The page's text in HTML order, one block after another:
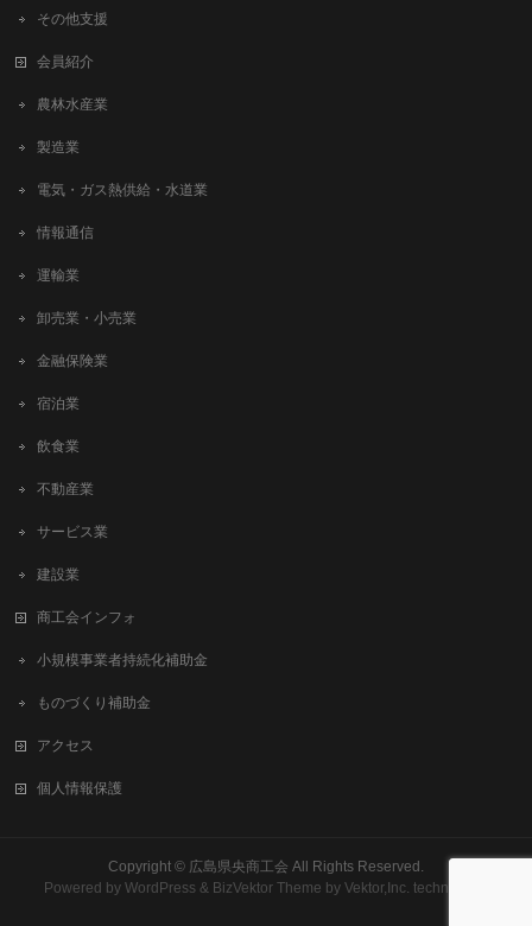
その他支援
会員紹介
農林水産業
製造業
電気・ガス熱供給・水道業
情報通信
運輸業
卸売業・小売業
金融保険業
宿泊業
飲食業
不動産業
サービス業
建設業
商工会インフォ
小規模事業者持続化補助金
ものづくり補助金
アクセス
個人情報保護
Copyright © 広島県央商工会 All Rights Reserved.
Powered byWordPress & BizVektor Theme byVektor,Inc. technology.